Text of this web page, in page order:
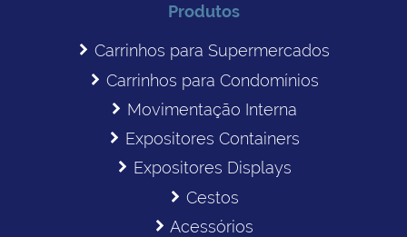
Produtos
Carrinhos para Supermercados
Carrinhos para Condomínios
Movimentação Interna
Expositores Containers
Expositores Displays
Cestos
Acessórios